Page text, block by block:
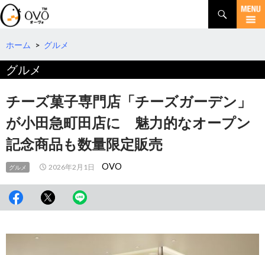
検
索
コ
テ
ツ
へ
ホーム > グルメ
グルメ
チーズ菓子専門店「チーズガーデン」
が小田急町田店に 魅力的なオープン
記念商品も数量限定販売
グルメ 2026年2月1日 OVO